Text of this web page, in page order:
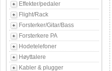
Effekter/pedaler
Flight/Rack
Forsterker/Gitar/Bass
Forsterkere PA
Hodetelefoner
Høyttalere
Kabler & plugger